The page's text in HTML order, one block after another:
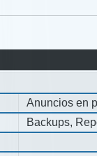
Anuncios en
Backups,